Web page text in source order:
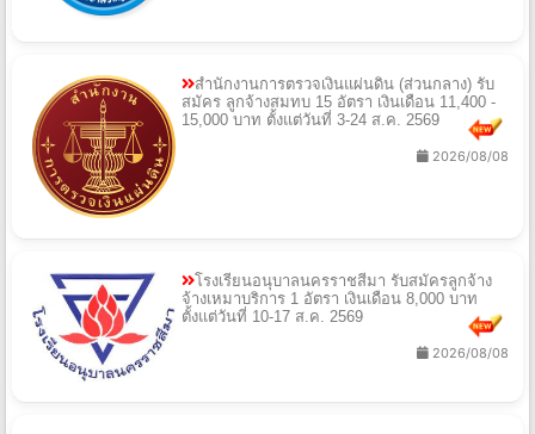
สำนักงานการตรวจเงินแผ่นดิน (ส่วนกลาง) รับ
สมัคร ลูกจ้างสมทบ 15 อัตรา เงินเดือน 11,400 -
15,000 บาท ตั้งแต่วันที่ 3-24 ส.ค. 2569
2026/08/08
โรงเรียนอนุบาลนครราชสีมา รับสมัครลูกจ้าง
จ้างเหมาบริการ 1 อัตรา เงินเดือน 8,000 บาท
ตั้งแต่วันที่ 10-17 ส.ค. 2569
2026/08/08